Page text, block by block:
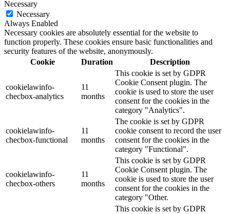
Necessary
Necessary
Always Enabled
Necessary cookies are absolutely essential for the website to
function properly. These cookies ensure basic functionalities and
security features of the website, anonymously.
Cookie
Duration Description
cookielawinfo-
checbox-analytics
11
months
This cookie is set by GDPR
Cookie Consent plugin. The
cookie is used to store the user
consent for the cookies in the
category "Analytics".
cookielawinfo-
checbox-functional
11
months
The cookie is set by GDPR
cookie consent to record the user
consent for the cookies in the
category "Functional".
cookielawinfo-
checbox-others
11
months
This cookie is set by GDPR
Cookie Consent plugin. The
cookie is used to store the user
consent for the cookies in the
category "Other.
This cookie is set by GDPR